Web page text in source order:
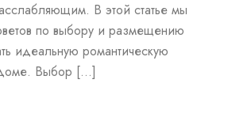
В этой статье мы
по выбору и размещению
идеальную романтическую
Выбор […]